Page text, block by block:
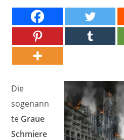
Die
sogenann
te Graue
Schmiere